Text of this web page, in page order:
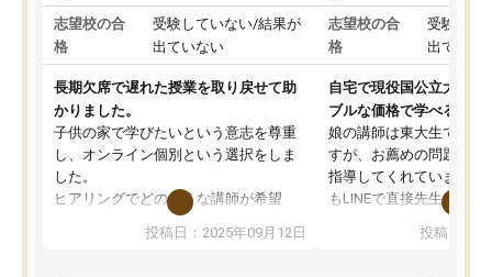
志望校の合
格
受験していない/結果が
出ていない
長期欠席で遅れた授業を取り戻せて助
かりました。
子供の家で学びたいという意志を尊重
し、オンライン個別という選択をしま
した。
ヒアリングでどのような講師が希望
か、オプションは付帯するかなど選ぶ
事が出来ました。
投稿日：2025年09月12日
志望校の合
格
受験して
出ていな
自宅で現役国公立大学生
ブルな価格で学べる
娘の講師は東大生では無
すが、お薦めの問題集や
指導してくれています。
もLINEで直接先生に質問
めれるので、個人に合
投稿日：